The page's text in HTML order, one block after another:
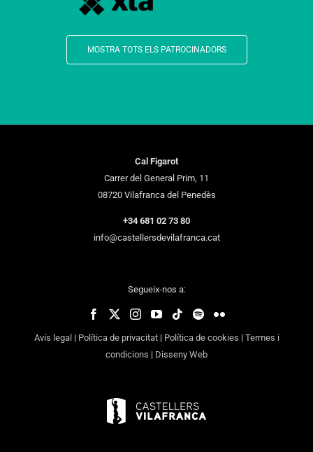
MOSTRA TOTS ELS PATROCINADORS
Cal Figarot
Carrer del General Prim, 11
08720 Vilafranca del Penedès
+34 681 02 73 80
info@castellersdevilafranca.cat
Segueix-nos a:
Avís legal | Política de privacitat| Política de cookies | Termes i
condicions | Disseny Web